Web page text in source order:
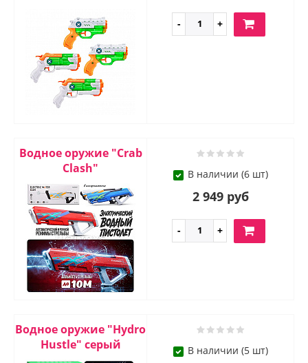
Водное оружие "Crab
Clash"
В наличии (6 шт)
2 949 руб
Водное оружие "Hydro
Hustle" серый
В наличии (5 шт)